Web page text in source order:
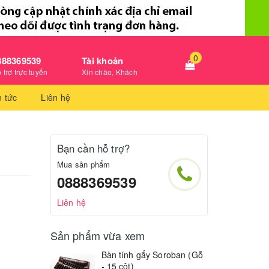
trợ trực tuyến
Tài khoản
Xin chào, Khách
0
tức Liên hệ
Bạn cần hỗ trợ?
Mua sản phẩm
0888369539
Liên hệ
Sản phẩm vừa xem
Bàn tính gẩy Soroban (Gỗ
- 15 cột)